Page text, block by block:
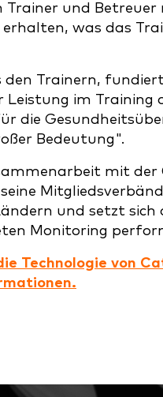
Trainer und
erhalten, was das
den Trainern,
im Training
die
Bedeutung".
mit der
und setzt
Monitoring
Technologie von